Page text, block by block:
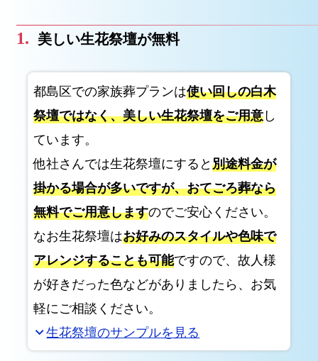
理
由
選
べ
る
2
ラ
ン
都
島
で
の
一
日
美しい生花祭壇が無料
都島区での家族葬プランは使い回しの白木
祭壇ではなく、美しい生花祭壇をご用意し
ています。
他社さんでは生花祭壇にすると別途料金が
掛かる場合が多いですが、おてごろ葬なら
無料でご用意しますのでご安心ください。
なお生花祭壇はお好みのスタイルや色味で
アレンジすることも可能ですので、故人様
が好きだった色などがありましたら、お気
軽にご相談ください。
expand_more生花祭壇のサンプルを見る